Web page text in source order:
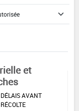
et
DÉLAIS AVANT
RÉCOLTE